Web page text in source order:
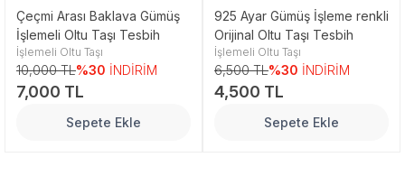
Çeçmi Arası Baklava Gümüş
İşlemeli Oltu Taşı Tesbih
İşlemeli Oltu Taşı
10,000 TL%30 İNDİRİM
7,000 TL
Sepete Ekle
925 Ayar Gümüş İşleme renkli
Orijinal Oltu Taşı Tesbih
İşlemeli Oltu Taşı
6,500 TL%30 İNDİRİM
4,500 TL
Sepete Ekle